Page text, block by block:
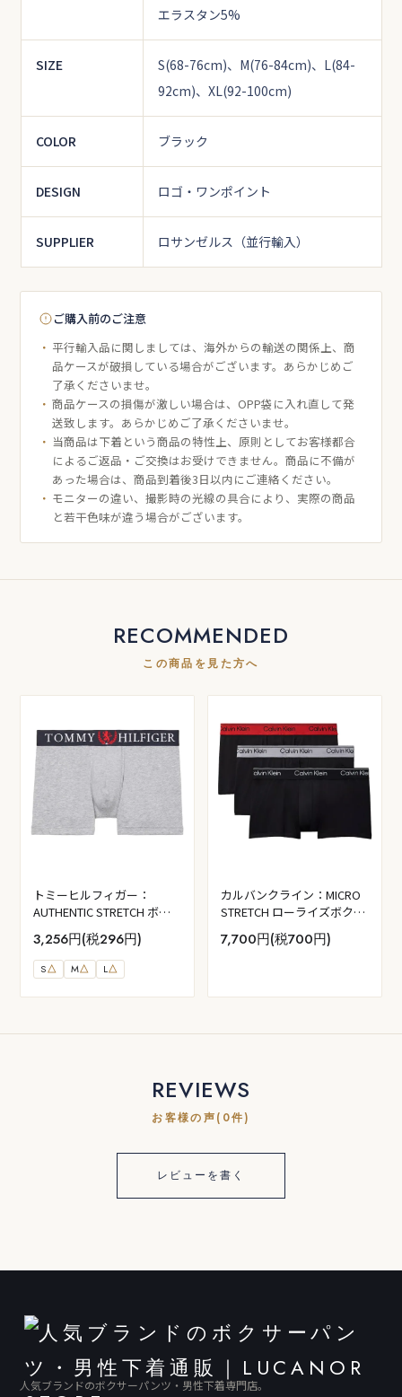
エラスタン5%
SIZE
S(68-76cm)、M(76-84cm)、L(84-
92cm)、XL(92-100cm)
COLOR ブラック
DESIGN ロゴ・ワンポイント
SUPPLIER ロサンゼルス（並行輸入）
ご購入前のご注意
平行輸入品に関しましては、海外からの輸送の関係上、商
品ケースが破損している場合がございます。あらかじめご
了承くださいませ。
商品ケースの損傷が激しい場合は、OPP袋に入れ直して発
送致します。あらかじめご了承くださいませ。
当商品は下着という商品の特性上、原則としてお客様都合
によるご返品・ご交換はお受けできません。商品に不備が
あった場合は、商品到着後3日以内にご連絡ください。
モニターの違い、撮影時の光線の具合により、実際の商品
と若干色味が違う場合がございます。
RECOMMENDED
この商品を見た方へ
トミーヒルフィガー：
AUTHENTIC STRETCH ボク
サーパンツ (グレーヘザー)
3,256円(税296円)
S△ M△ L△
カルバンクライン：MICRO
STRETCH ローライズボクサ
ーパンツ 3PK (ブラック W：
ブラック／スリート／アド
7,700円(税700円)
REVIEWS
お客様の声(0件)
レビューを書く
人気ブランドのボクサーパンツ・男性下着専門店。